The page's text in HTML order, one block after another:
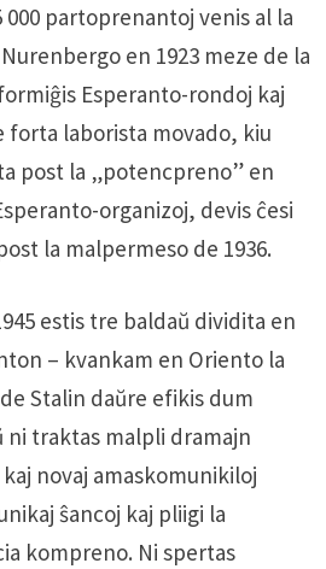
000 partoprenantoj venis al la
en 1923 meze de la
Esperanto-rondoj kaj
forta laborista movado, kiu
post la „potencpreno” en
organizoj, devis ĉesi
la malpermeso de 1936.
estis tre baldaŭ dividita en
– kvankam en Oriento la
Stalin daŭre efikis dum
ni traktas malpli dramajn
novaj amaskomunikiloj
ŝancoj kaj pliigi la
kompreno. Ni spertas